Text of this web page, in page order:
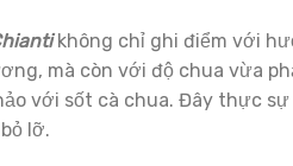
không chỉ ghi điểm với
mà còn với độ chua vừa
với sốt cà chua. Đây thực
lỡ.